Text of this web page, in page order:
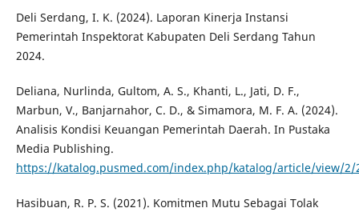
Deli Serdang, I. K. (2024). Laporan Kinerja Instansi
Pemerintah Inspektorat Kabupaten Deli Serdang Tahun
2024.
Deliana, Nurlinda, Gultom, A. S., Khanti, L., Jati, D. F.,
Marbun, V., Banjarnahor, C. D., & Simamora, M. F. A. (2024).
Analisis Kondisi Keuangan Pemerintah Daerah. In Pustaka
Media Publishing.
https://katalog.pusmed.com/index.php/katalog/article/view/2/
Hasibuan, R. P. S. (2021). Komitmen Mutu Sebagai Tolak